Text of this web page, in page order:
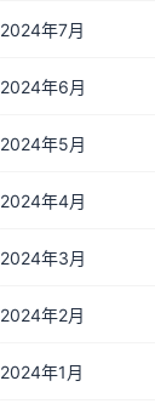
2024年7月
2024年6月
2024年5月
2024年4月
2024年3月
2024年2月
2024年1月